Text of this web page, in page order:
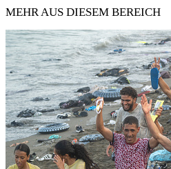
MEHR AUS DIESEM BEREICH